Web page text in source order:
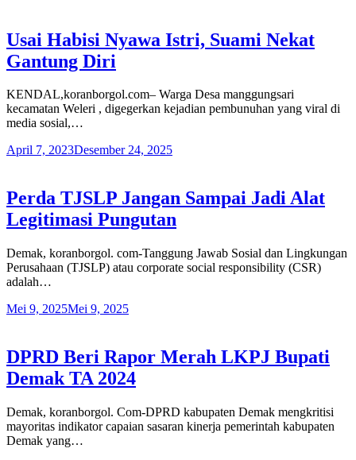
Usai Habisi Nyawa Istri, Suami Nekat
Gantung Diri
KENDAL,koranborgol.com– Warga Desa manggungsari
kecamatan Weleri , digegerkan kejadian pembunuhan yang viral di
media sosial,…
April 7, 2023Desember 24, 2025
Perda TJSLP Jangan Sampai Jadi Alat
Legitimasi Pungutan
Demak, koranborgol. com-Tanggung Jawab Sosial dan Lingkungan
Perusahaan (TJSLP) atau corporate social responsibility (CSR)
adalah…
Mei 9, 2025Mei 9, 2025
DPRD Beri Rapor Merah LKPJ Bupati
Demak TA 2024
Demak, koranborgol. Com-DPRD kabupaten Demak mengkritisi
mayoritas indikator capaian sasaran kinerja pemerintah kabupaten
Demak yang…